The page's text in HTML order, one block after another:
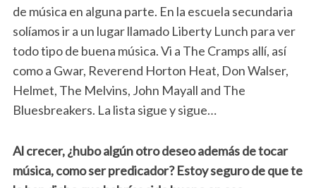
de música en alguna parte. En la escuela secundaria
solíamos ir a un lugar llamado Liberty Lunch para ver
todo tipo de buena música. Vi a The Cramps allí, así
como a Gwar, Reverend Horton Heat, Don Walser,
Helmet, The Melvins, John Mayall and The
Bluesbreakers. La lista sigue y sigue…
Al crecer, ¿hubo algún otro deseo además de tocar
música, como ser predicador? Estoy seguro de que te